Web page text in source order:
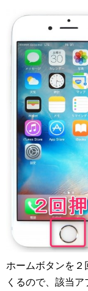
ホームボタンを２
くるので、該当